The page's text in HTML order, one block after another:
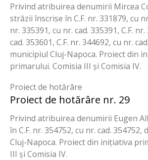
Privind atribuirea denumirii Mircea
străzii înscrise în C.F. nr. 331879, cu
nr. 335391, cu nr. cad. 335391, C.F.
cad. 353601, C.F. nr. 344692, cu nr.
municipiul Cluj-Napoca. Proiect din
primarului. Comisia III și Comisia IV.
Proiect de hotărâre
Proiect de hotărâre nr. 29
Privind atribuirea denumirii Eugen
în C.F. nr. 354752, cu nr. cad. 354752,
Cluj-Napoca. Proiect din inițiativa
III și Comisia IV.